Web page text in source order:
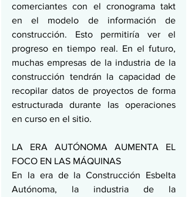
comerciantes con el cronograma takt
en el modelo de información de
construcción. Esto permitiría ver el
progreso en tiempo real. En el futuro,
muchas empresas de la industria de la
construcción tendrán la capacidad de
recopilar datos de proyectos de forma
estructurada durante las operaciones
en curso en el sitio.
LA ERA AUTÓNOMA AUMENTA EL
FOCO EN LAS MÁQUINAS
En la era de la Construcción Esbelta
Autónoma, la industria de la